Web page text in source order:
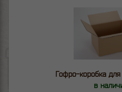
Гофро-коробка
в